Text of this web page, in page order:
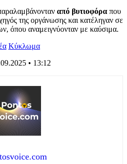
από βυτιοφόρα που
της οργάνωσης και κατέληγαν σε
όπου αναμειγνύονταν με καύσιμα.
Κύκλωμα
• 13:12